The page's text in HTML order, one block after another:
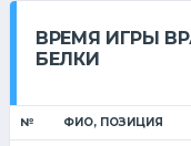
ВРЕМЯ ИГРЫ
БЕЛКИ
№ ФИО, ПОЗИЦИЯ